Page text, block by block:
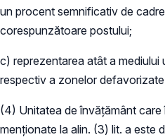
un procent semnificativ de
corespunzătoare postului;
c) reprezentarea atât a mediului
respectiv a zonelor defavorizate
(4) Unitatea de învățământ care
menționate la alin. (3) lit. a este